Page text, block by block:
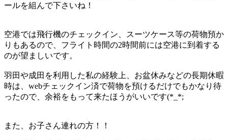
ールを組んで下さいね！
空港では飛行機のチェックイン、スーツケース等の荷物預か
りもあるので、フライト時間の2時間前には空港に到着する
のが望ましいです。
羽田や成田を利用した私の経験上、お盆休みなどの長期休暇
時は、webチェックイン済で荷物を預けるだけでもかなり待
ったので、余裕をもって来たほうがいいです(*_*;
また、 お子さん連れの方！！